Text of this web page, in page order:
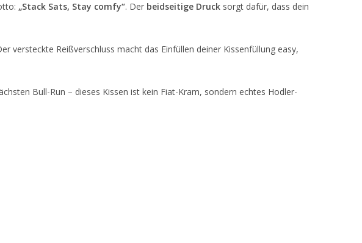
„Stack Sats, Stay comfy“. Der beidseitige Druck sorgt dafür, dass dein
versteckte Reißverschluss macht das Einfüllen deiner Kissenfüllung easy,
Bull-Run – dieses Kissen ist kein Fiat-Kram, sondern echtes Hodler-